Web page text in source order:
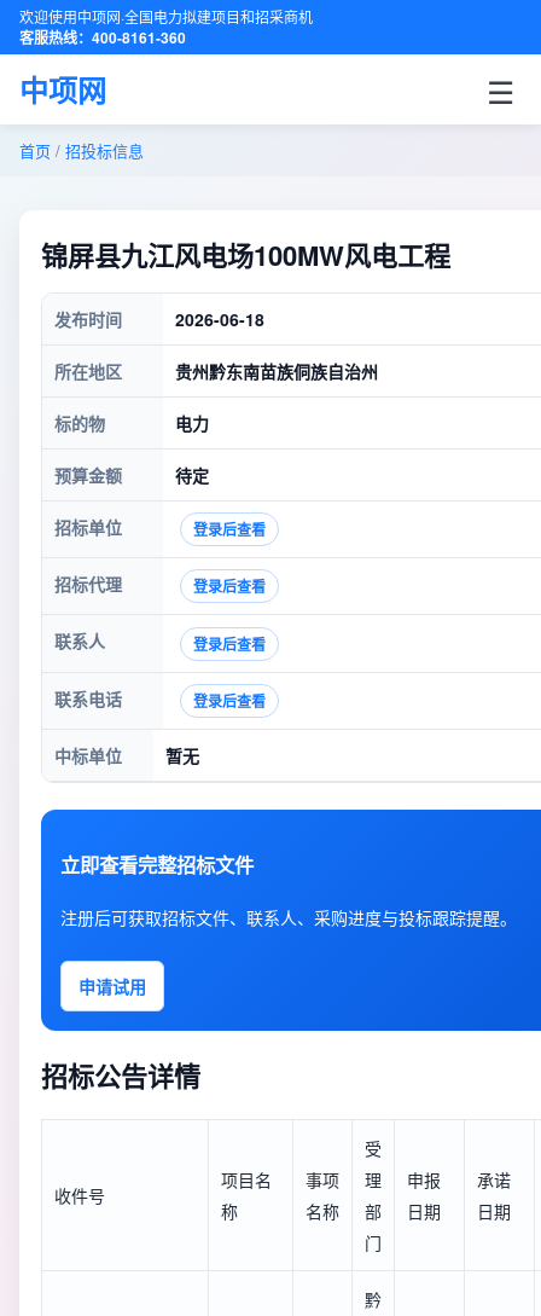
欢迎使用中项网·全国电力拟建项目和招采商机
客服热线：400-8161-360
中项网 ☰
首页 / 招投标信息
锦屏县九江风电场100MW风电工程
发布时间 2026-06-18
所在地区 贵州黔东南苗族侗族自治州
标的物 电力
预算金额 待定
招标单位 登录后查看
招标代理 登录后查看
联系人 登录后查看
联系电话 登录后查看
中标单位 暂无
立即查看完整招标文件
注册后可获取招标文件、联系人、采购进度与投标跟踪提醒。
申请试用
招标公告详情
收件号
项目名
称
事项
名称
受
理
部
门
申报
日期
承诺
日期
黔